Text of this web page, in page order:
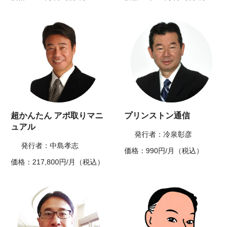
超かんたん アポ取りマニ
ュアル
発行者：中島孝志
価格：217,800円/月（税込）
プリンストン通信
発行者：冷泉彰彦
価格：990円/月（税込）